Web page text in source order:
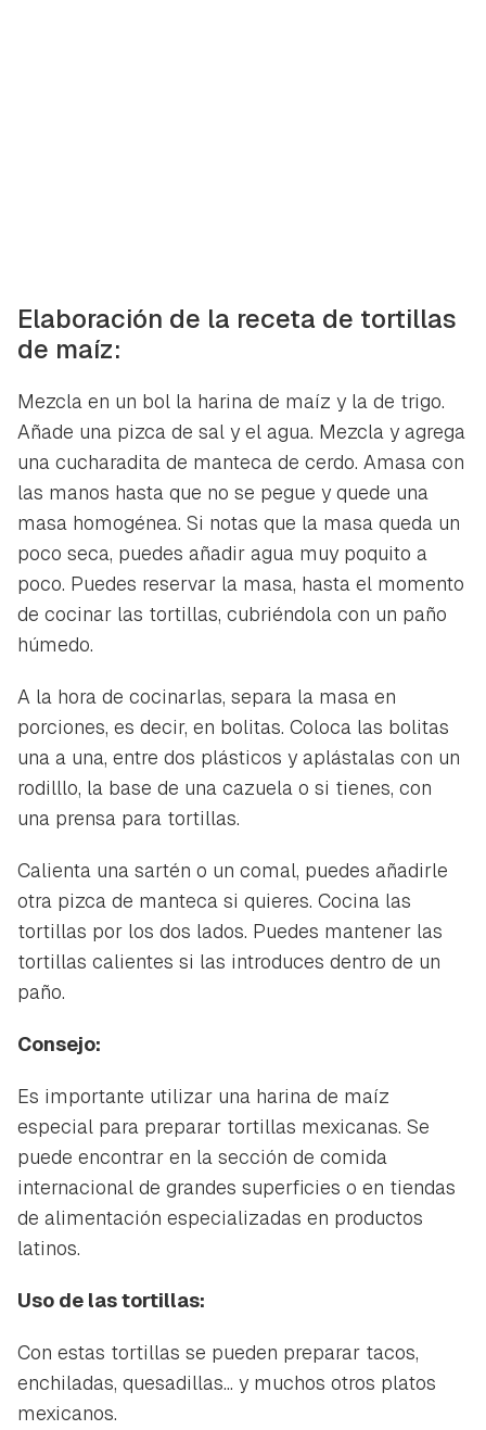
Elaboración de la receta de tortillas
de maíz:
Mezcla en un bol la harina de maíz y la de trigo.
Añade una pizca de sal y el agua. Mezcla y agrega
una cucharadita de manteca de cerdo. Amasa con
las manos hasta que no se pegue y quede una
masa homogénea. Si notas que la masa queda un
poco seca, puedes añadir agua muy poquito a
poco. Puedes reservar la masa, hasta el momento
de cocinar las tortillas, cubriéndola con un paño
húmedo.
A la hora de cocinarlas, separa la masa en
porciones, es decir, en bolitas. Coloca las bolitas
una a una, entre dos plásticos y aplástalas con un
rodilllo, la base de una cazuela o si tienes, con
una prensa para tortillas.
Calienta una sartén o un comal, puedes añadirle
otra pizca de manteca si quieres. Cocina las
tortillas por los dos lados. Puedes mantener las
tortillas calientes si las introduces dentro de un
paño.
Consejo:
Es importante utilizar una harina de maíz
especial para preparar tortillas mexicanas. Se
puede encontrar en la sección de comida
internacional de grandes superficies o en tiendas
de alimentación especializadas en productos
latinos.
Uso de las tortillas:
Con estas tortillas se pueden preparar tacos,
enchiladas, quesadillas... y muchos otros platos
mexicanos.